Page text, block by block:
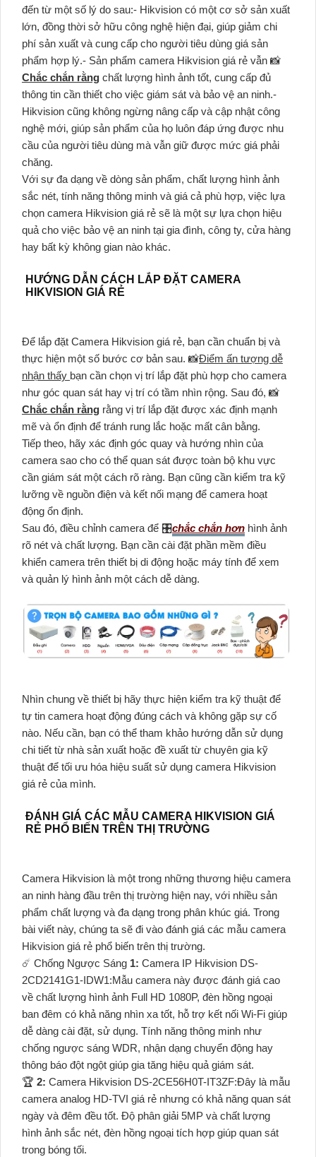
đến từ một số lý do sau:- Hikvision có một cơ sở sản xuất
lớn, đồng thời sở hữu công nghệ hiện đại, giúp giảm chi
phí sản xuất và cung cấp cho người tiêu dùng giá sản
phẩm hợp lý.- Sản phẩm camera Hikvision giá rẻ vẫn 📸
Chắc chắn rằng chất lượng hình ảnh tốt, cung cấp đủ
thông tin cần thiết cho việc giám sát và bảo vệ an ninh.-
Hikvision cũng không ngừng nâng cấp và cập nhật công
nghệ mới, giúp sản phẩm của họ luôn đáp ứng được nhu
cầu của người tiêu dùng mà vẫn giữ được mức giá phải
chăng.
Với sự đa dạng về dòng sản phẩm, chất lượng hình ảnh
sắc nét, tính năng thông minh và giá cả phù hợp, việc lựa
chọn camera Hikvision giá rẻ sẽ là một sự lựa chọn hiệu
quả cho việc bảo vệ an ninh tại gia đình, công ty, cửa hàng
hay bất kỳ không gian nào khác.
HƯỚNG DẪN CÁCH LẮP ĐẶT CAMERA
HIKVISION GIÁ RẺ
Để lắp đặt Camera Hikvision giá rẻ, bạn cần chuẩn bị và
thực hiện một số bước cơ bản sau. 📸Điểm ấn tượng dễ
nhận thấy bạn cần chọn vị trí lắp đặt phù hợp cho camera
như góc quan sát hay vị trí có tầm nhìn rộng. Sau đó, 📸
Chắc chắn rằng rằng vị trí lắp đặt được xác định mạnh
mẽ và ổn định để tránh rung lắc hoặc mất cân bằng.
Tiếp theo, hãy xác định góc quay và hướng nhìn của
camera sao cho có thể quan sát được toàn bộ khu vực
cần giám sát một cách rõ ràng. Bạn cũng cần kiểm tra kỹ
lưỡng về nguồn điện và kết nối mạng để camera hoạt
động ổn định.
Sau đó, điều chỉnh camera để 🎛chắc chắn hơn hình ảnh
rõ nét và chất lượng. Bạn cần cài đặt phần mềm điều
khiển camera trên thiết bị di động hoặc máy tính để xem
và quản lý hình ảnh một cách dễ dàng.
Nhìn chung về thiết bị hãy thực hiện kiểm tra kỹ thuật để
tự tin camera hoạt động đúng cách và không gặp sự cố
nào. Nếu cần, bạn có thể tham khảo hướng dẫn sử dụng
chi tiết từ nhà sản xuất hoặc đề xuất từ chuyên gia kỹ
thuật để tối ưu hóa hiệu suất sử dụng camera Hikvision
giá rẻ của mình.
ĐÁNH GIÁ CÁC MẪU CAMERA HIKVISION GIÁ
RẺ PHỔ BIẾN TRÊN THỊ TRƯỜNG
Camera Hikvision là một trong những thương hiệu camera
an ninh hàng đầu trên thị trường hiện nay, với nhiều sản
phẩm chất lượng và đa dạng trong phân khúc giá. Trong
bài viết này, chúng ta sẽ đi vào đánh giá các mẫu camera
Hikvision giá rẻ phổ biến trên thị trường.
☄️ Chống Ngược Sáng 1: Camera IP Hikvision DS-
2CD2141G1-IDW1:Mẫu camera này được đánh giá cao
về chất lượng hình ảnh Full HD 1080P, đèn hồng ngoại
ban đêm có khả năng nhìn xa tốt, hỗ trợ kết nối Wi-Fi giúp
dễ dàng cài đặt, sử dụng. Tính năng thông minh như
chống ngược sáng WDR, nhận dạng chuyển động hay
thông báo đột ngột giúp gia tăng hiệu quả giám sát.
️🏆 2: Camera Hikvision DS-2CE56H0T-IT3ZF:Đây là mẫu
camera analog HD-TVI giá rẻ nhưng có khả năng quan sát
ngày và đêm đều tốt. Độ phân giải 5MP và chất lượng
hình ảnh sắc nét, đèn hồng ngoại tích hợp giúp quan sát
trong bóng tối.